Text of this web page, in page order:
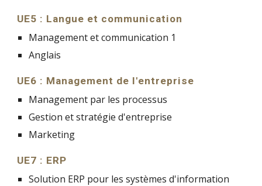
UE5 : Langue et communication
Management et communication 1
Anglais
UE6 : Management de l'entreprise
Management par les processus
Gestion et stratégie d'entreprise
Marketing
UE7 : ERP
Solution ERP pour les systèmes d'information